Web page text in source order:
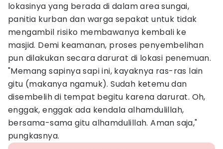
lokasinya yang berada di dalam area sungai,
panitia kurban dan warga sepakat untuk tidak
mengambil risiko membawanya kembali ke
masjid. Demi keamanan, proses penyembelihan
pun dilakukan secara darurat di lokasi penemuan.
"Memang sapinya sapi ini, kayaknya ras-ras lain
gitu (makanya ngamuk). Sudah ketemu dan
disembelih di tempat begitu karena darurat. Oh,
enggak, enggak ada kendala alhamdulillah,
bersama-sama gitu alhamdulillah. Aman saja,"
pungkasnya.